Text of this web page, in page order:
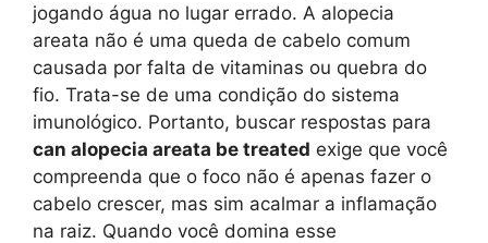
jogando água no lugar errado. A alopecia
areata não é uma queda de cabelo comum
causada por falta de vitaminas ou quebra do
fio. Trata-se de uma condição do sistema
imunológico. Portanto, buscar respostas para
can alopecia areata be treated exige que você
compreenda que o foco não é apenas fazer o
cabelo crescer, mas sim acalmar a inflamação
na raiz. Quando você domina esse